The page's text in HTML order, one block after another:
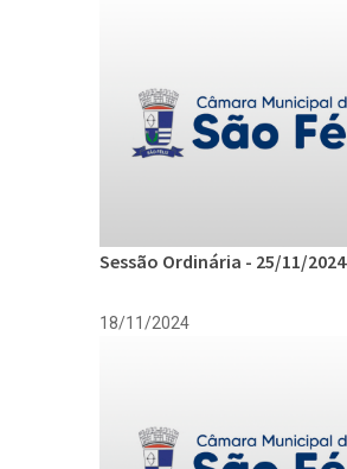
Sessão Ordinária - 25/11/2024
18/11/2024